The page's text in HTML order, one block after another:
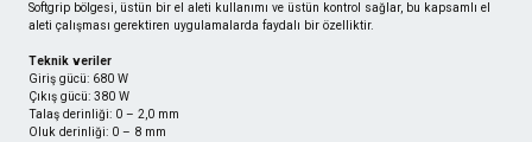
Softgrip bölgesi, üstün bir el aleti kullanımı ve üstün kontrol sağlar, bu kapsamlı el
aleti çalışması gerektiren uygulamalarda faydalı bir özelliktir.
Teknik veriler
Giriş gücü: 680 W
Çıkış gücü: 380 W
Talaş derinliği: 0 – 2,0 mm
Oluk derinliği: 0 – 8 mm